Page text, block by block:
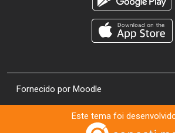
Fornecido por Moodle
Este tema foi